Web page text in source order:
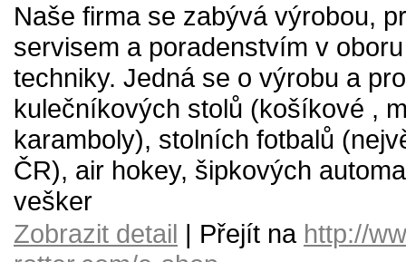
Naše firma se zabývá výrobou,
servisem a poradenstvím v
techniky. Jedná se o výrobu a
kulečníkových stolů (košíkové ,
karamboly), stolních fotbalů
ČR), air hokey, šipkových
vešker
Zobrazit detail | Přejít na http://